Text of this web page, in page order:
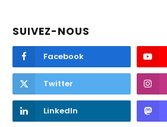
SUIVEZ-NOUS
Facebook
Twitter
LinkedIn